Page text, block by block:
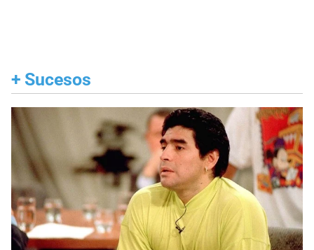
+ Sucesos